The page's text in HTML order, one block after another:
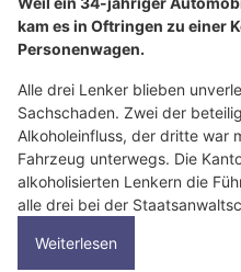
kam es in Oftringen zu einer
Personenwagen.
Alle drei Lenker blieben
Sachschaden. Zwei der
Alkoholeinfluss, der dritte war
Fahrzeug unterwegs. Die
alkoholisierten Lenkern die
alle drei bei der
Weiterlesen